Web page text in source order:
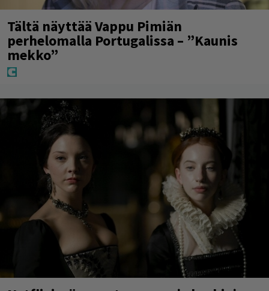
Tältä näyttää Vappu Pimiän
perhelomalla Portugalissa – ”Kaunis
mekko”